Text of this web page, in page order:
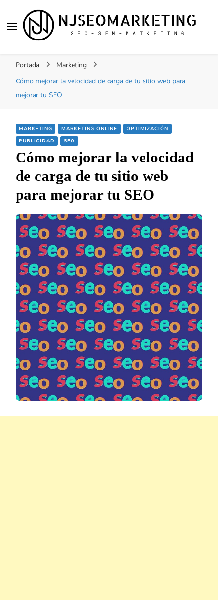
ACTUALIDAD
personal, desarrollo web, app, y lo que no te
imaginas…
Portada
Marketing
Cómo mejorar la velocidad de carga de tu sitio web para
mejorar tu SEO
MARKETING MARKETING ONLINE
OPTIMIZACIÓN
PUBLICIDAD
SEO
Cómo mejorar la velocidad
de carga de tu sitio web
para mejorar tu SEO